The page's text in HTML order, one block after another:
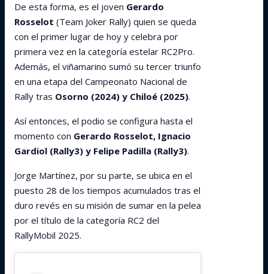
De esta forma, es el joven Gerardo
Rosselot (Team Joker Rally) quien se queda
con el primer lugar de hoy y celebra por
primera vez en la categoría estelar RC2Pro.
Además, el viñamarino sumó su tercer triunfo
en una etapa del Campeonato Nacional de
Rally tras Osorno (2024) y Chiloé (2025).
Así entonces, el podio se configura hasta el
momento con Gerardo Rosselot, Ignacio
Gardiol (Rally3) y Felipe Padilla (Rally3).
Jorge Martínez, por su parte, se ubica en el
puesto 28 de los tiempos acumulados tras el
duro revés en su misión de sumar en la pelea
por el título de la categoría RC2 del
RallyMobil 2025.